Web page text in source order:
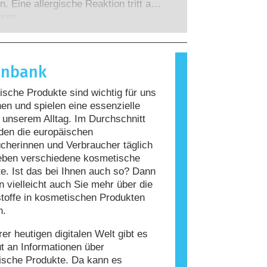
denen die Unternehmen
sind, decken alle
des Hormonsystems.
Eine allergische Reaktion tritt auf,
einer Person auf
Ein Stoff, der eine allergische
wird als Allergen
Kosmetika und
die bei manchen Menschen eine
können. Das bedeutet jedoch
das Produkt für andere Personen
ist.
Produkte sind wichtig für uns
und spielen eine essenzielle
unserem Alltag. Im Durchschnitt
die europäischen
und Verbraucher täglich
verschiedene kosmetische
Ist das bei Ihnen auch so? Dann
vielleicht auch Sie mehr über die
in kosmetischen Produkten
heutigen digitalen Welt gibt es
an Informationen über
Produkte. Da kann es